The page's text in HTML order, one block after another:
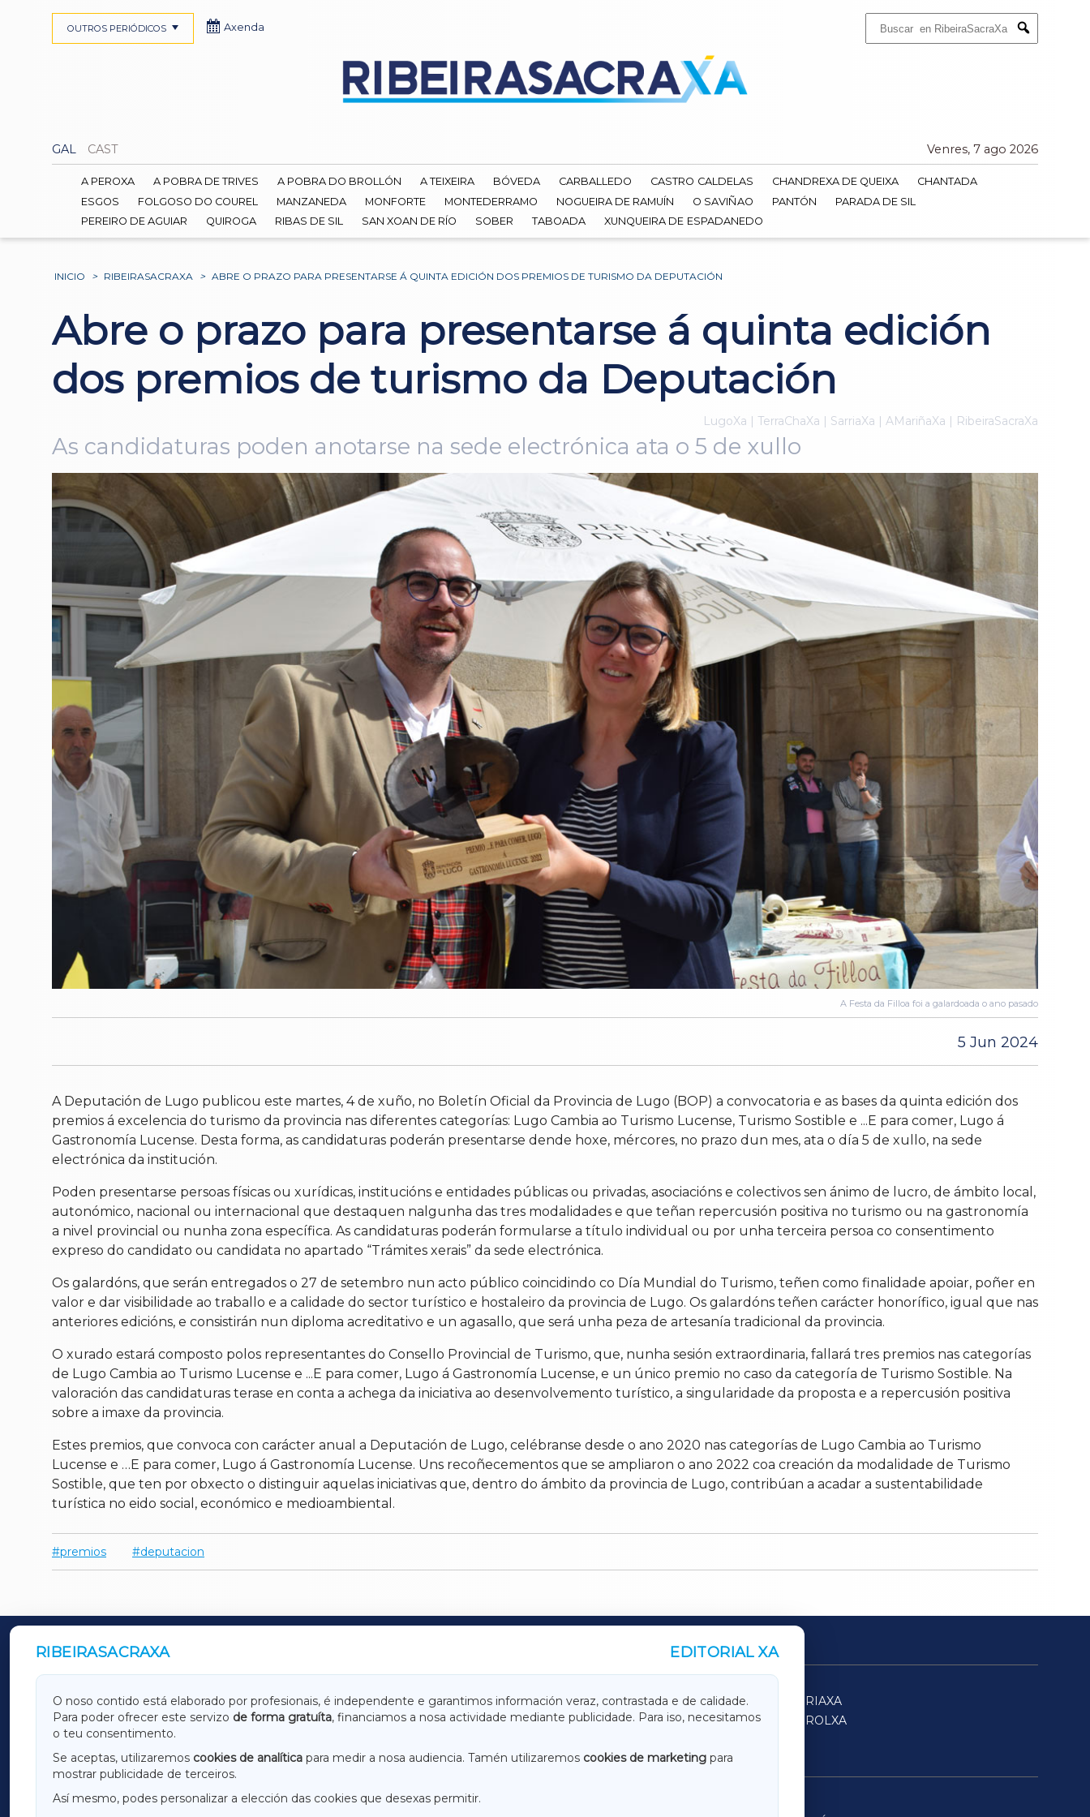
Submit
GAL CAST Venres, 7 ago 2026
OUTROS PERIÓDICOS Axenda
A PEROXA A POBRA DE TRIVES A POBRA DO BROLLÓN A TEIXEIRA BÓVEDA CARBALLEDO CASTRO CALDELAS CHANDREXA DE QUEIXA
CHANTADA
ESGOS
FOLGOSO DO COUREL MANZANEDA MONFORTE MONTEDERRAMO NOGUEIRA DE RAMUÍN O SAVIÑAO PANTÓN
PARADA DE SIL
PEREIRO DE AGUIAR
QUIROGA RIBAS DE SIL SAN XOAN DE RÍO SOBER TABOADA XUNQUEIRA DE ESPADANEDO
INICIO > RIBEIRASACRAXA > ABRE O PRAZO PARA PRESENTARSE Á QUINTA EDICIÓN DOS PREMIOS DE TURISMO DA DEPUTACIÓN
Abre o prazo para presentarse á quinta edición
dos premios de turismo da Deputación
LugoXa | TerraChaXa | SarriaXa | AMariñaXa | RibeiraSacraXa
As candidaturas poden anotarse na sede electrónica ata o 5 de xullo
A Festa da Filloa foi a galardoada o ano pasado
5 Jun 2024
A Deputación de Lugo publicou este martes, 4 de xuño, no Boletín Oficial da Provincia de Lugo (BOP) a convocatoria e as bases da quinta edición dos
premios á excelencia do turismo da provincia nas diferentes categorías: Lugo Cambia ao Turismo Lucense, Turismo Sostible e ...E para comer, Lugo á
Gastronomía Lucense. Desta forma, as candidaturas poderán presentarse dende hoxe, mércores, no prazo dun mes, ata o día 5 de xullo, na sede
electrónica da institución.
Poden presentarse persoas físicas ou xurídicas, institucións e entidades públicas ou privadas, asociacións e colectivos sen ánimo de lucro, de ámbito local,
autonómico, nacional ou internacional que destaquen nalgunha das tres modalidades e que teñan repercusión positiva no turismo ou na gastronomía
a nivel provincial ou nunha zona específica. As candidaturas poderán formularse a título individual ou por unha terceira persoa co consentimento
expreso do candidato ou candidata no apartado “Trámites xerais” da sede electrónica.
Os galardóns, que serán entregados o 27 de setembro nun acto público coincidindo co Día Mundial do Turismo, teñen como finalidade apoiar, poñer en
valor e dar visibilidade ao traballo e a calidade do sector turístico e hostaleiro da provincia de Lugo. Os galardóns teñen carácter honorífico, igual que nas
anteriores edicións, e consistirán nun diploma acreditativo e un agasallo, que será unha peza de artesanía tradicional da provincia.
O xurado estará composto polos representantes do Consello Provincial de Turismo, que, nunha sesión extraordinaria, fallará tres premios nas categorías
de Lugo Cambia ao Turismo Lucense e ...E para comer, Lugo á Gastronomía Lucense, e un único premio no caso da categoría de Turismo Sostible. Na
valoración das candidaturas terase en conta a achega da iniciativa ao desenvolvemento turístico, a singularidade da proposta e a repercusión positiva
sobre a imaxe da provincia.
Estes premios, que convoca con carácter anual a Deputación de Lugo, celébranse desde o ano 2020 nas categorías de Lugo Cambia ao Turismo
Lucense e …E para comer, Lugo á Gastronomía Lucense. Uns recoñecementos que se ampliaron o ano 2022 coa creación da modalidade de Turismo
Sostible, que ten por obxecto o distinguir aquelas iniciativas que, dentro do ámbito da provincia de Lugo, contribúan a acadar a sustentabilidade
turística no eido social, económico e medioambiental.
premios deputacion
RIBEIRASACRAXA EDITORIAL XA
O noso contido está elaborado por profesionais, é independente e garantimos información veraz, contrastada e de calidade.
Para poder ofrecer este servizo de forma gratuíta, financiamos a nosa actividade mediante publicidade. Para iso, necesitamos
o teu consentimento.
Se aceptas, utilizaremos cookies de analítica para medir a nosa audiencia. Tamén utilizaremos cookies de marketing para
mostrar publicidade de terceiros.
Así mesmo, podes personalizar a elección das cookies que desexas permitir.
OUTROS PERIÓDICOS
GALICIAXA LUGOXA TERRACHAXA
SARRIAXA
AMARIÑAXA
RIBEIRASACRAXA ACORUÑAXA
FERROLXA
OURENSEXA